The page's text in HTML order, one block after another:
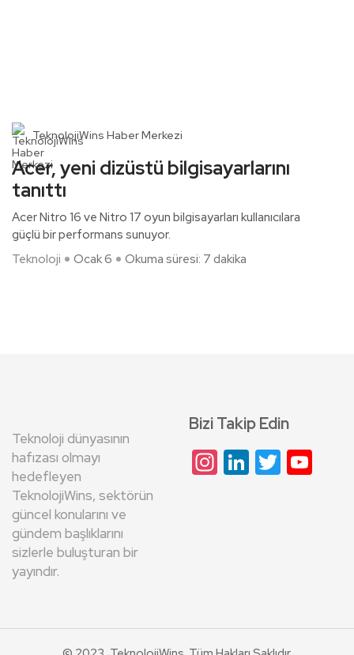
TeknolojiWins Haber Merkezi
Acer, yeni dizüstü bilgisayarlarını
tanıttı
Acer Nitro 16 ve Nitro 17 oyun bilgisayarları kullanıcılara
güçlü bir performans sunuyor.
Teknoloji
Ocak 6 Okuma süresi: 7 dakika
Teknoloji dünyasının
hafızası olmayı
hedefleyen
TeknolojiWins, sektörün
güncel konularını ve
gündem başlıklarını
sizlerle buluşturan bir
yayındır.
Bizi Takip Edin
Instagram
LinkedIn